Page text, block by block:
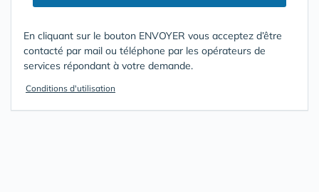
En cliquant sur le bouton ENVOYER vous acceptez d’être
contacté par mail ou téléphone par les opérateurs de
services répondant à votre demande.
Conditions d'utilisation